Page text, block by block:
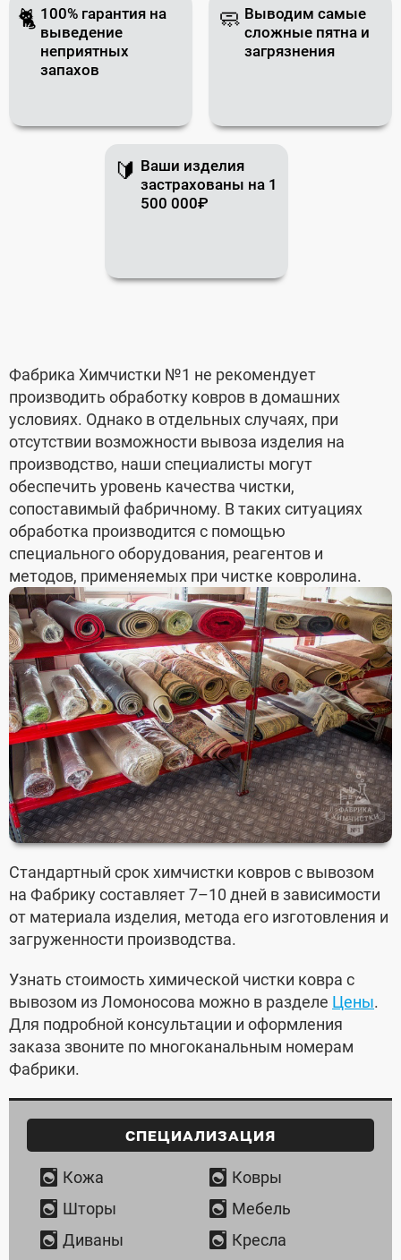
🐈 100% гарантия на
выведение
неприятных
запахов
🧼 Выводим самые
сложные пятна и
загрязнения
🔰 Ваши изделия
застрахованы на 1
500 000₽
Фабрика Химчистки №1 не рекомендует
производить обработку ковров в домашних
условиях. Однако в отдельных случаях, при
отсутствии возможности вывоза изделия на
производство, наши специалисты могут
обеспечить уровень качества чистки,
сопоставимый фабричному. В таких ситуациях
обработка производится с помощью
специального оборудования, реагентов и
методов, применяемых при чистке ковролина.
Стандартный срок химчистки ковров с вывозом
на Фабрику составляет 7–10 дней в зависимости
от материала изделия, метода его изготовления и
загруженности производства.
Узнать стоимость химической чистки ковра с
вывозом из Ломоносова можно в разделе Цены.
Для подробной консультации и оформления
заказа звоните по многоканальным номерам
Фабрики.
Специализация
Кожа
Ковры
Шторы
Мебель
Диваны
Кресла